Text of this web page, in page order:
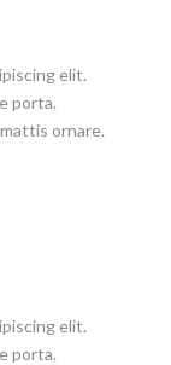
elit.
porta.
ornare.
elit.
porta.